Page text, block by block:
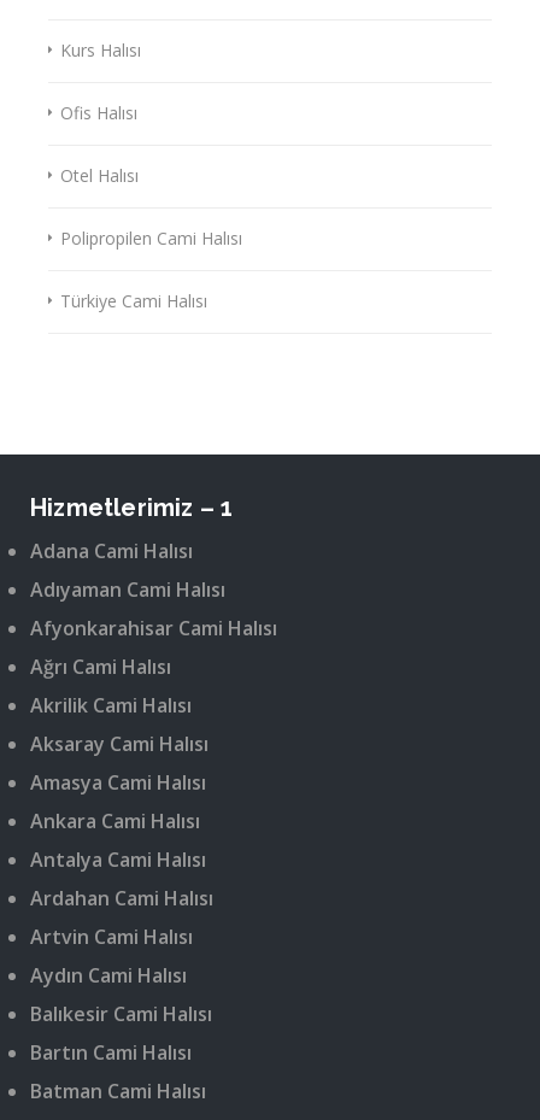
Kurs Halısı
Ofis Halısı
Otel Halısı
Polipropilen Cami Halısı
Türkiye Cami Halısı
Hizmetlerimiz – 1
Adana Cami Halısı
Adıyaman Cami Halısı
Afyonkarahisar Cami Halısı
Ağrı Cami Halısı
Akrilik Cami Halısı
Aksaray Cami Halısı
Amasya Cami Halısı
Ankara Cami Halısı
Antalya Cami Halısı
Ardahan Cami Halısı
Artvin Cami Halısı
Aydın Cami Halısı
Balıkesir Cami Halısı
Bartın Cami Halısı
Batman Cami Halısı